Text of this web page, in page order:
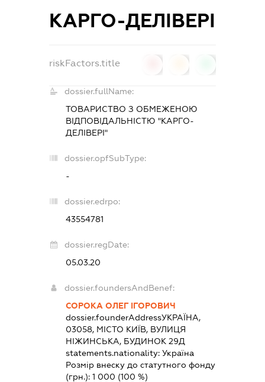
КАРГО-ДЕЛІВЕРІ
riskFactors.title
dossier.fullName:
ТОВАРИСТВО З ОБМЕЖЕНОЮ
ВІДПОВІДАЛЬНІСТЮ "КАРГО-
ДЕЛІВЕРІ"
dossier.opfSubType:
-
dossier.edrpo:
43554781
dossier.regDate:
05.03.20
dossier.foundersAndBenef:
СОРОКА ОЛЕГ ІГОРОВИЧ
dossier.founderAddressУКРАЇНА,
03058, МІСТО КИЇВ, ВУЛИЦЯ
НІЖИНСЬКА, БУДИНОК 29Д
statements.nationality: Україна
Розмір внеску до статутного фонду
(грн.): 1 000 (100 %)